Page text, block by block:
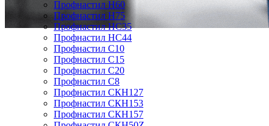
Профнастил Н60
Профнастил Н75
Профнастил НС35
Профнастил НС44
Профнастил С10
Профнастил С15
Профнастил С20
Профнастил С8
Профнастил СКН127
Профнастил СКН153
Профнастил СКН157